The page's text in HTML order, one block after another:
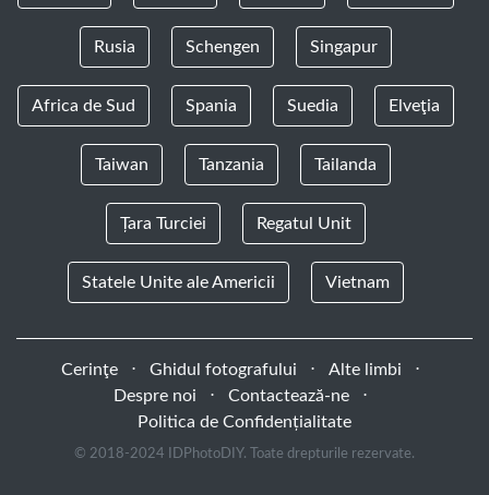
Rusia Schengen Singapur
Africa de Sud Spania Suedia Elveţia
Taiwan Tanzania Tailanda
Țara Turciei Regatul Unit
Statele Unite ale Americii Vietnam
Cerinţe ⋅ Ghidul fotografului ⋅ Alte limbi
⋅
Despre noi
⋅ Contactează-ne
⋅
Politica de Confidențialitate
© 2018-2024 IDPhotoDIY. Toate drepturile rezervate.